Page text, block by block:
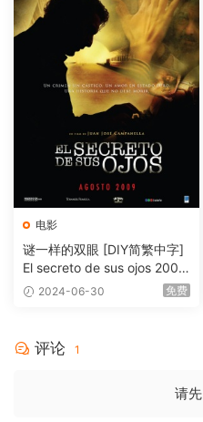
电影
谜一样的双眼 [DIY简繁中字]
El secreto de sus ojos 2009
1080p Blu-ray AVC DTS-HD
2024-06-30 免费
评论 1
请先